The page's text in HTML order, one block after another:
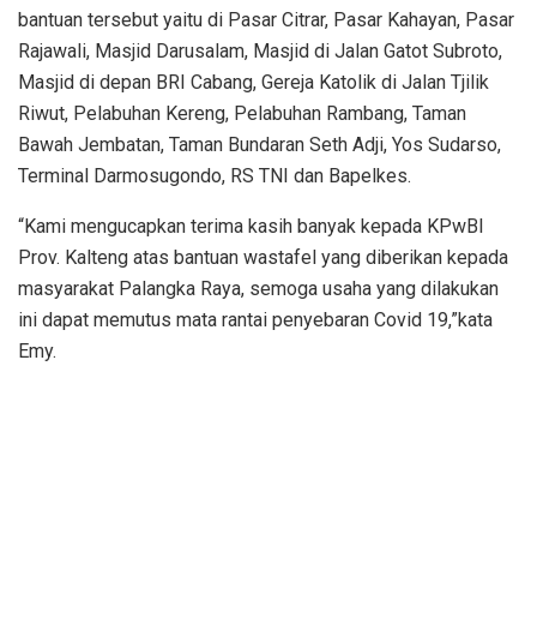
bantuan tersebut yaitu di Pasar Citrar, Pasar Kahayan, Pasar
Rajawali, Masjid Darusalam, Masjid di Jalan Gatot Subroto,
Masjid di depan BRI Cabang, Gereja Katolik di Jalan Tjilik
Riwut, Pelabuhan Kereng, Pelabuhan Rambang, Taman
Bawah Jembatan, Taman Bundaran Seth Adji, Yos Sudarso,
Terminal Darmosugondo, RS TNI dan Bapelkes.
“Kami mengucapkan terima kasih banyak kepada KPwBI
Prov. Kalteng atas bantuan wastafel yang diberikan kepada
masyarakat Palangka Raya, semoga usaha yang dilakukan
ini dapat memutus mata rantai penyebaran Covid 19,”kata
Emy.